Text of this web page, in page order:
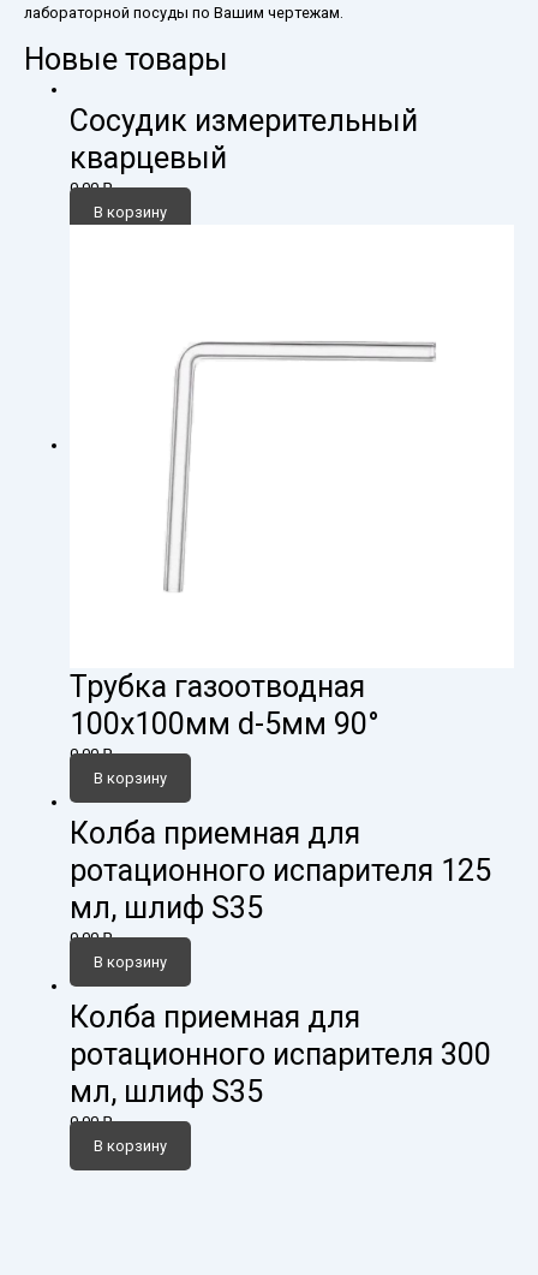
лабораторной посуды по Вашим чертежам.
Новые товары
Сосудик измерительный
кварцевый
0,00₽
В корзину
Трубка газоотводная
100х100мм d-5мм 90°
0,00₽
В корзину
Колба приемная для
ротационного испарителя 125
мл, шлиф S35
0,00₽
В корзину
Колба приемная для
ротационного испарителя 300
мл, шлиф S35
0,00₽
В корзину